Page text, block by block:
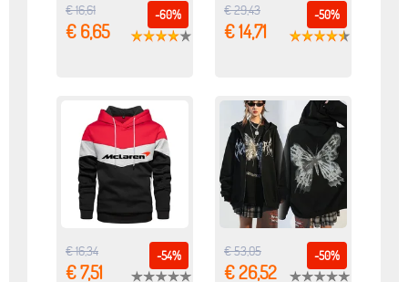
-60%
€ 16,61
€ 6,65
-50%
€ 29,43
€ 14,71
-54%
€ 16,34
€ 7,51
-50%
€ 53,05
€ 26,52